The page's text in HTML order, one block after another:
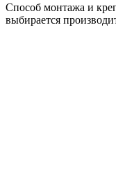
Способ монтажа и
выбирается